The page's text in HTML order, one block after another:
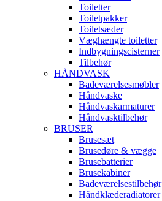
Toiletter
Toiletpakker
Toiletsæder
Væghængte toiletter
Indbygningscisterner
Tilbehør
HÅNDVASK
Badeværelsesmøbler
Håndvaske
Håndvaskarmaturer
Håndvasktilbehør
BRUSER
Brusesæt
Brusedøre & vægge
Brusebatterier
Brusekabiner
Badeværelsestilbehør
Håndklæderadiatorer